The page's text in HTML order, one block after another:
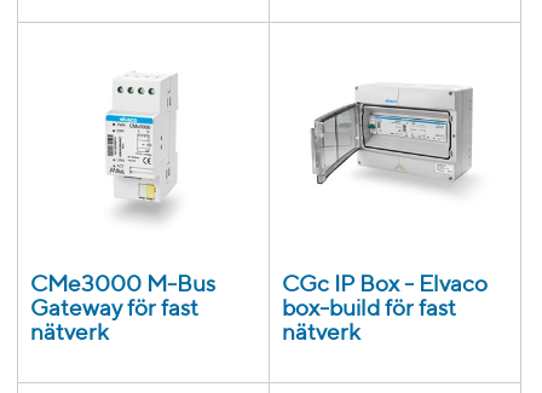
CMe3000 M-Bus
Gateway för fast
nätverk
CGc IP Box - Elvaco
box-build för fast
nätverk